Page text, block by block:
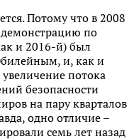
Потому что в 2008
по
и 2016-й) был
и, как и
потока
безопасности
на пару кварталов
одно отличие –
семь лет назад